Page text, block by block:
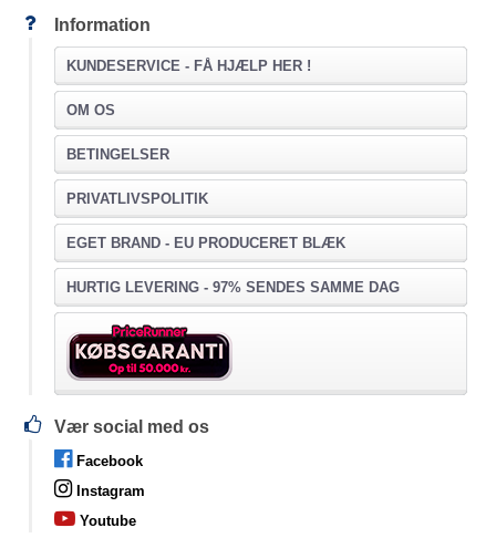
Information
KUNDESERVICE - FÅ HJÆLP HER !
OM OS
BETINGELSER
PRIVATLIVSPOLITIK
EGET BRAND - EU PRODUCERET BLÆK
HURTIG LEVERING - 97% SENDES SAMME DAG
Vær social med os
Facebook
Instagram
Youtube